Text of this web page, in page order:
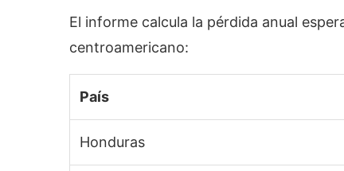
El informe calcula la pérdida anual
centroamericano:
País
Honduras